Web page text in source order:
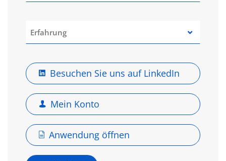
Besuchen Sie uns auf LinkedIn
Mein Konto
Anwendung öffnen